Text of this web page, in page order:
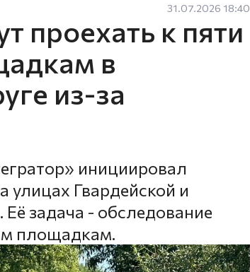
31.07.2026 18:40
проехать к пяти
в
из-за
инициировал
улицах Гвардейской и
задача - обследование
площадкам.